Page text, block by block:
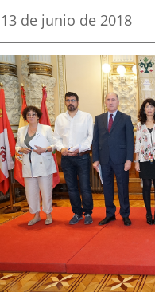
Fecha
la
noticia
13 de junio de 2018